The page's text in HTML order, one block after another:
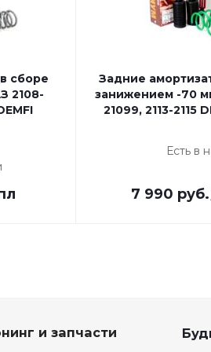
сборе
2108-
Задние
занижением -70
21099, 2113-2115
Есть в
7 990 руб.
и запчасти